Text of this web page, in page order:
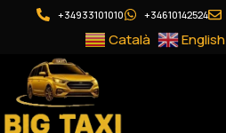
+34933101010 +34610142524
Català English